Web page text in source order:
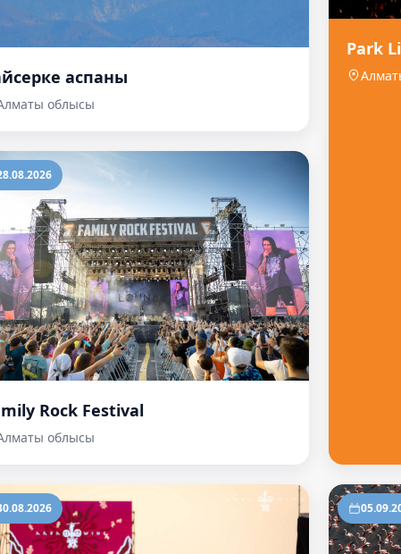
аспаны
облысы
Park
Rock Festival
облысы